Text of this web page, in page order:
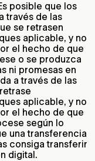
posible que los
través de las
se retrasen
aplicable, y no
el hecho de que
o se produzca
ni promesas en
a través de las
aplicable, y no
el hecho de que
según lo
una transferencia
consiga transferir
digital.